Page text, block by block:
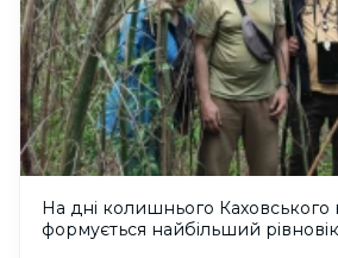
На дні колишнього
формується найбільший